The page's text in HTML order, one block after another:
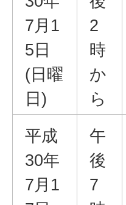
7月1
5日
(日曜
日)
2
時
か
ら
平成
30年
7月1
午
後
7